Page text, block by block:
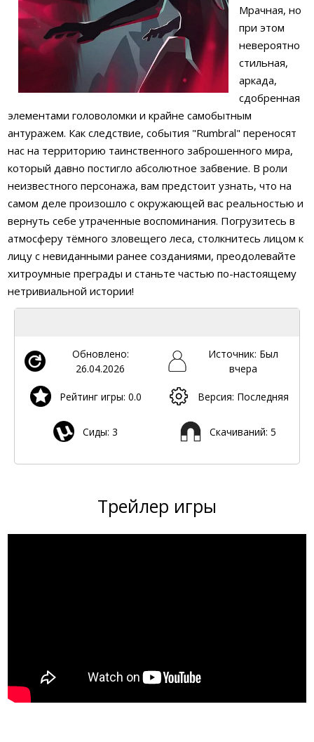
Мрачная, но
при этом
невероятно
стильная,
аркада,
сдобренная
элементами головоломки и крайне самобытным
антуражем. Как следствие, события "Rumbral" переносят
нас на территорию таинственного заброшенного мира,
который давно постигло абсолютное забвение. В роли
неизвестного персонажа, вам предстоит узнать, что на
самом деле произошло с окружающей вас реальностью и
вернуть себе утраченные воспоминания. Погрузитесь в
атмосферу тёмного зловещего леса, столкнитесь лицом к
лицу с невиданными ранее созданиями, преодолевайте
хитроумные преграды и станьте частью по-настоящему
нетривиальной истории!
Обновлено:
26.04.2026
Источник: Был
вчера
Рейтинг игры: 0.0 Версия: Последняя
Сиды: 3 Скачиваний: 5
Трейлер игры